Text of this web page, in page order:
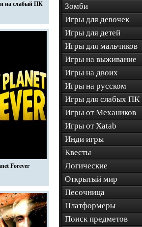
на слабый ПК
Forever
Зомби
Игры для девочек
Игры для детей
Игры для мальчиков
Игры на выживание
Игры на двоих
Игры на русском
Игры для слабых ПК
Игры от Механиков
Игры от Xatab
Инди игры
Квесты
Логические
Открытый мир
Песочница
Платформеры
Поиск предметов